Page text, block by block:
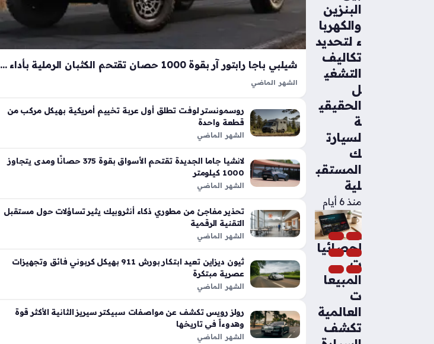
البنزين
والكهربا
ء لتحديد
تكاليف
التشغي
ل
الحقيقي
ة
لسيارت
ك
المستقب
لية
منذ 6 أيام
إحصائيا
ت
المبيعا
ت
العالمية
تكشف
شيلبي باجا رابتور آر بقوة 1000 حصان تقتحم الكثبان الرملية بأداء خارق
الشهر الماضي
الأداء التقليدية في شاحنات البيك أب، إذ ارتقت بهذه الفئة إلى مستويات غير مسبوقة
بفضل تعديلات…
روسمونستر لوفت تطلق أول عربة تخييم أمريكية بهيكل مركب من
قطعة واحدة
الشهر الماضي
لانشيا جاما الجديدة تقتحم الأسواق بقوة 375 حصانًا ومدى يتجاوز
1000 كيلومتر
الشهر الماضي
تحذير مفاجئ من مطوري ذكاء أنثروبيك يثير تساؤلات حول مستقبل
التقنية الرقمية
الشهر الماضي
ثيون ديزاين تعيد ابتكار بورش 911 بهيكل كربوني فائق وتجهيزات
عصرية مبتكرة
الشهر الماضي
رولز رويس تكشف عن مواصفات سبيكتر سيريز الثانية الأكثر قوة
وهدوءاً في تاريخها
الشهر الماضي